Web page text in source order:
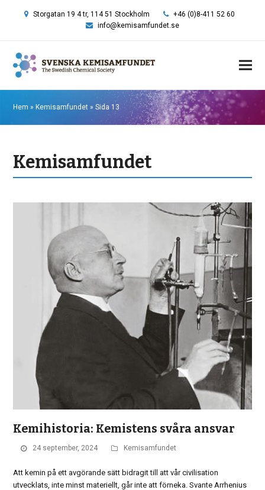
Storgatan 19 4 tr, 114 51 Stockholm
+46 (0)8-411 52 60
info@kemisamfundet.se
Hem » Kemisamfundet »Sida 13
Kemisamfundet
Kemihistoria: Kemistens svåra ansvar
24 september, 2024 Kemisamfundet
Att kemin på ett avgörande sätt bidragit till att vår civilisation
utvecklats, inte minst materiellt, går inte att förneka. Svante Arrhenius